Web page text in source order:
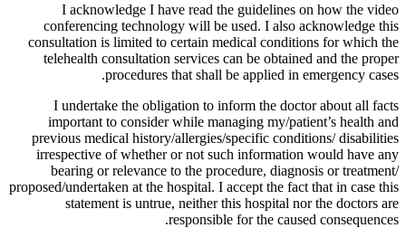
I acknowledge I have read the guidelines on how the video
conferencing technology will be used. I also acknowledge this
consultation is limited to certain medical conditions for which the
telehealth consultation services can be obtained and the proper
procedures that shall be applied in emergency cases.
I undertake the obligation to inform the doctor about all facts
important to consider while managing my/patient’s health and
previous medical history/allergies/specific conditions/ disabilities
irrespective of whether or not such information would have any
bearing or relevance to the procedure, diagnosis or treatment/
proposed/undertaken at the hospital. I accept the fact that in case this
statement is untrue, neither this hospital nor the doctors are
responsible for the caused consequences.